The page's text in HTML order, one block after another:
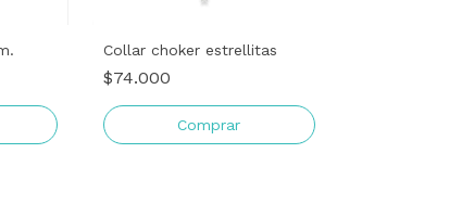
Collar choker estrellitas
$74.000
Comprar